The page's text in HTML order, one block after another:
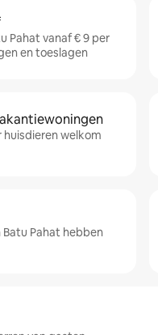
Pahat vanaf € 9 per
en toeslagen
welkom
Pahat hebben